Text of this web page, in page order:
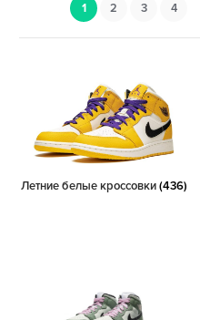
1 2 3 4
Летние белые кроссовки(436)